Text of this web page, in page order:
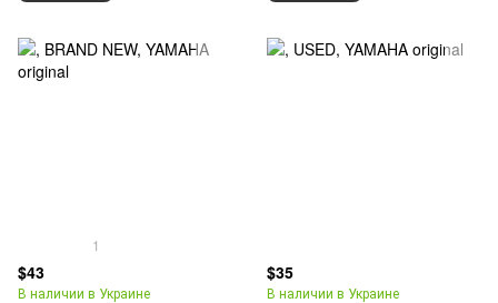
1
$43
В наличии в Украине
$35
В наличии в Украине